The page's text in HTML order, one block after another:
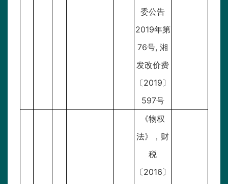
委公告
2019年第
76号, 湘
发改价费
〔2019〕
597号
《物权
法》，财
税
〔2016〕